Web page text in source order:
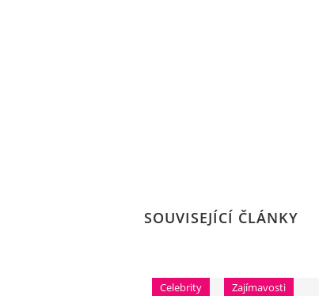
SOUVISEJÍCÍ ČLÁNKY
Celebrity Zajímavosti